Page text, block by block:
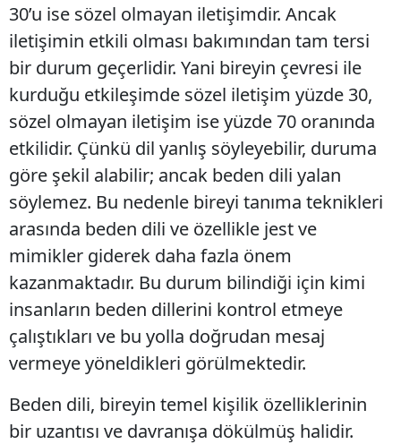
30’u ise sözel olmayan iletişimdir. Ancak
iletişimin etkili olması bakımından tam tersi
bir durum geçerlidir. Yani bireyin çevresi ile
kurduğu etkileşimde sözel iletişim yüzde 30,
sözel olmayan iletişim ise yüzde 70 oranında
etkilidir. Çünkü dil yanlış söyleyebilir, duruma
göre şekil alabilir; ancak beden dili yalan
söylemez. Bu nedenle bireyi tanıma teknikleri
arasında beden dili ve özellikle jest ve
mimikler giderek daha fazla önem
kazanmaktadır. Bu durum bilindiği için kimi
insanların beden dillerini kontrol etmeye
çalıştıkları ve bu yolla doğrudan mesaj
vermeye yöneldikleri görülmektedir.
Beden dili, bireyin temel kişilik özelliklerinin
bir uzantısı ve davranışa dökülmüş halidir.